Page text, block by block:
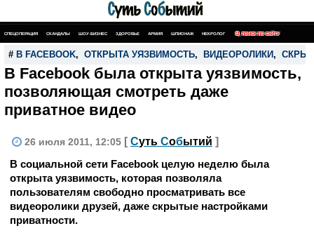
СПЕЦОПЕРАЦИЯ СКАНДАЛЫ ШОУ-БИЗНЕС ЗДОРОВЬЕ АРМИЯ ШПИОНАЖ НЕКРОЛОГ ПОИСК ПО САЙТУ
# В FACEBOOK, ОТКРЫТА УЯЗВИМОСТЬ, ВИДЕОРОЛИКИ ,
В Facebook была открыта уязвимость,
позволяющая смотреть даже
приватное видео
26 июля 2011, 12:05 [ Суть Событий ]
В социальной сети Facebook целую неделю была
открыта уязвимость, которая позволяла
пользователям свободно просматривать все
видеоролики друзей, даже скрытые настройками
приватности.